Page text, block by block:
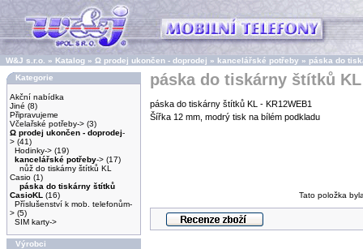
W&J s.r.o. » Katalog » Ω prodej ukončen - doprodej » kancelářské potřeby » páska do
Kategorie
Akční nabídka
Jiné (8)
Připravujeme
Včelařské potřeby-> (3)
Ω prodej ukončen - doprodej-
> (41)
Hodinky-> (19)
kancelářské potřeby-> (17)
nůž do tiskárny štítků KL
Casio (1)
páska do tiskárny štítků
CasioKL (16)
Příslušenství k mob. telefonům-
> (5)
SIM karty->
Výrobci
páska do tiskárny štítků KL
páska do tiskárny štítků KL - KR12WEB1
Šířka 12 mm, modrý tisk na bílém podkladu
Tato položka